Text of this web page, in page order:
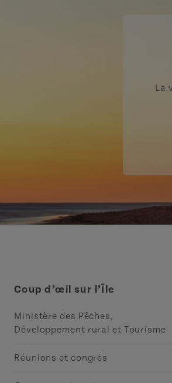
La
Coup d’œil sur l’Île
Ministère des Pêches,
Développement rural et Tourisme
Réunions et congrès